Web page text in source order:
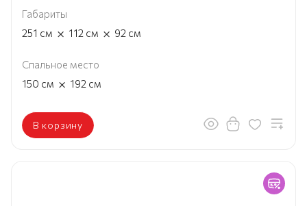
Габариты
251 см × 112 см × 92 см
Спальное место
150 см × 192 см
В корзину